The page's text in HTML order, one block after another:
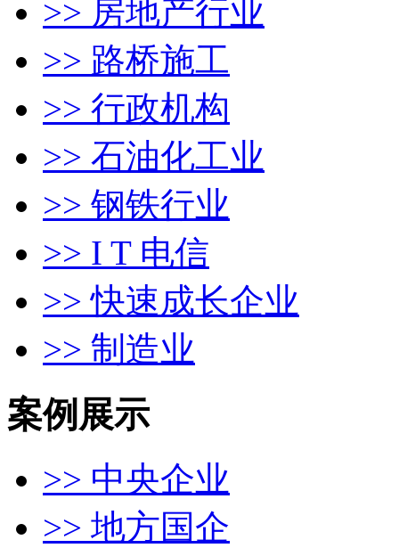
>> 房地产行业
>> 路桥施工
>> 行政机构
>> 石油化工业
>> 钢铁行业
>> I T 电信
>> 快速成长企业
>> 制造业
案例展示
>> 中央企业
>> 地方国企